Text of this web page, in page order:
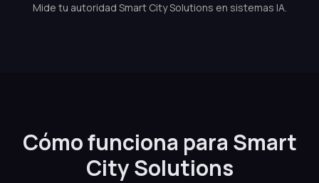
Mide tu autoridad Smart City Solutions en sistemas IA.
Cómo funciona para Smart
City Solutions